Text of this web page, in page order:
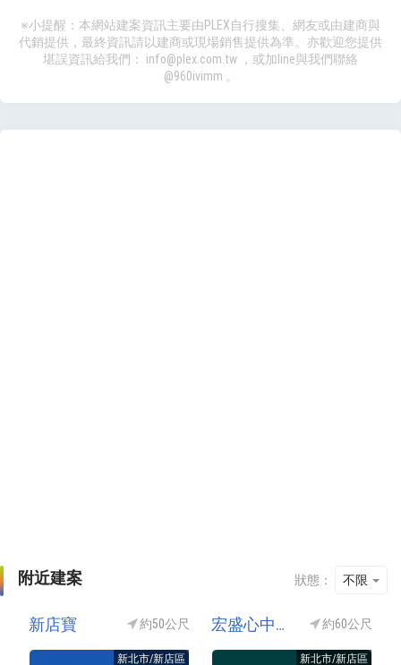
※小提醒：本網站建案資訊主要由PLEX自行搜集、網友或由建商與
代銷提供，最終資訊請以建商或現場銷售提供為準。亦歡迎您提供
堪誤資訊給我們： info@plex.com.tw ，或加line與我們聯絡
@960ivimm 。
附近建案 狀態： 不限
新店寶 約50公尺
新北市/新店區
宏盛心中央 約60公尺
新北市/新店區